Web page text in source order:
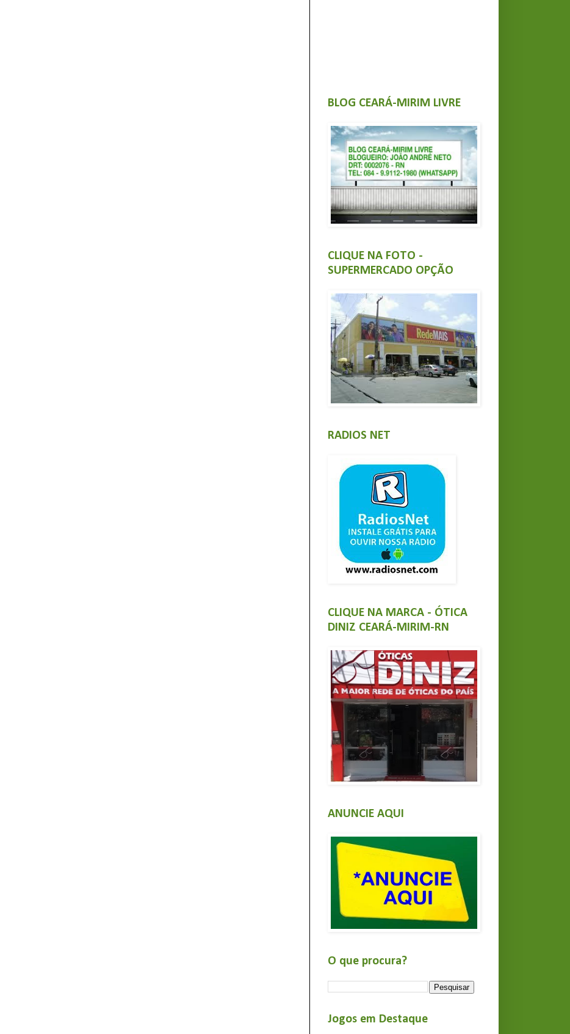
BLOG CEARÁ-MIRIM LIVRE
CLIQUE NA FOTO -
SUPERMERCADO OPÇÃO
RADIOS NET
CLIQUE NA MARCA - ÓTICA
DINIZ CEARÁ-MIRIM-RN
ANUNCIE AQUI
O que procura?
Jogos em Destaque